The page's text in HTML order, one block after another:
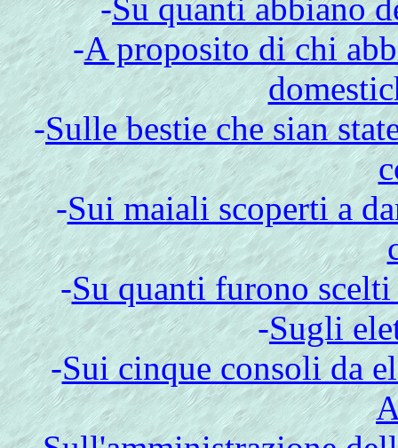
-Su quanti abbiano
-A proposito di chi
-Sulle bestie che sian
-Sui maiali scoperti a
-Su quanti furono
-Sugli
-Sui cinque consoli da